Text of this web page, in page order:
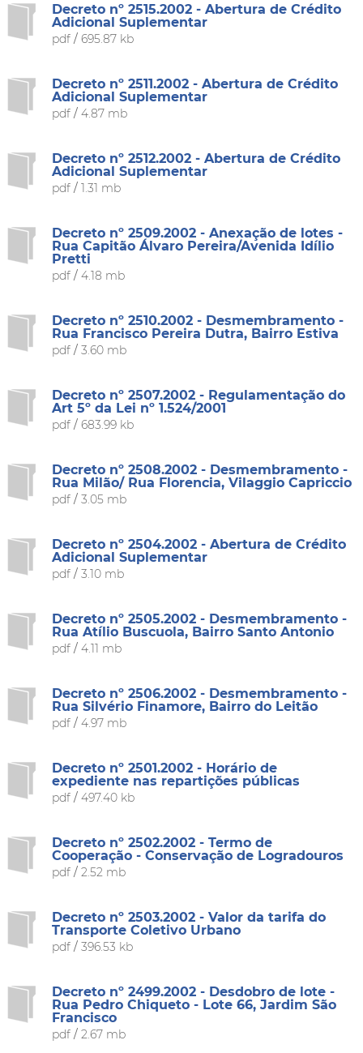
Decreto nº 2515.2002 - Abertura de Crédito
Adicional Suplementar
pdf/ 695.87 kb
Decreto nº 2511.2002 - Abertura de Crédito
Adicional Suplementar
pdf/ 4.87 mb
Decreto nº 2512.2002 - Abertura de Crédito
Adicional Suplementar
pdf/ 1.31 mb
Decreto nº 2509.2002 - Anexação de lotes -
Rua Capitão Álvaro Pereira/Avenida Idílio
Pretti
pdf/ 4.18 mb
Decreto nº 2510.2002 - Desmembramento -
Rua Francisco Pereira Dutra, Bairro Estiva
pdf/ 3.60 mb
Decreto nº 2507.2002 - Regulamentação do
Art 5º da Lei nº 1.524/2001
pdf/ 683.99 kb
Decreto nº 2508.2002 - Desmembramento -
Rua Milão/ Rua Florencia, Vilaggio Capriccio
pdf/ 3.05 mb
Decreto nº 2504.2002 - Abertura de Crédito
Adicional Suplementar
pdf/ 3.10 mb
Decreto nº 2505.2002 - Desmembramento -
Rua Atílio Buscuola, Bairro Santo Antonio
pdf/ 4.11 mb
Decreto nº 2506.2002 - Desmembramento -
Rua Silvério Finamore, Bairro do Leitão
pdf/ 4.97 mb
Decreto nº 2501.2002 - Horário de
expediente nas repartições públicas
pdf/ 497.40 kb
Decreto nº 2502.2002 - Termo de
Cooperação - Conservação de Logradouros
pdf/ 2.52 mb
Decreto nº 2503.2002 - Valor da tarifa do
Transporte Coletivo Urbano
pdf/ 396.53 kb
Decreto nº 2499.2002 - Desdobro de lote -
Rua Pedro Chiqueto - Lote 66, Jardim São
Francisco
pdf/ 2.67 mb